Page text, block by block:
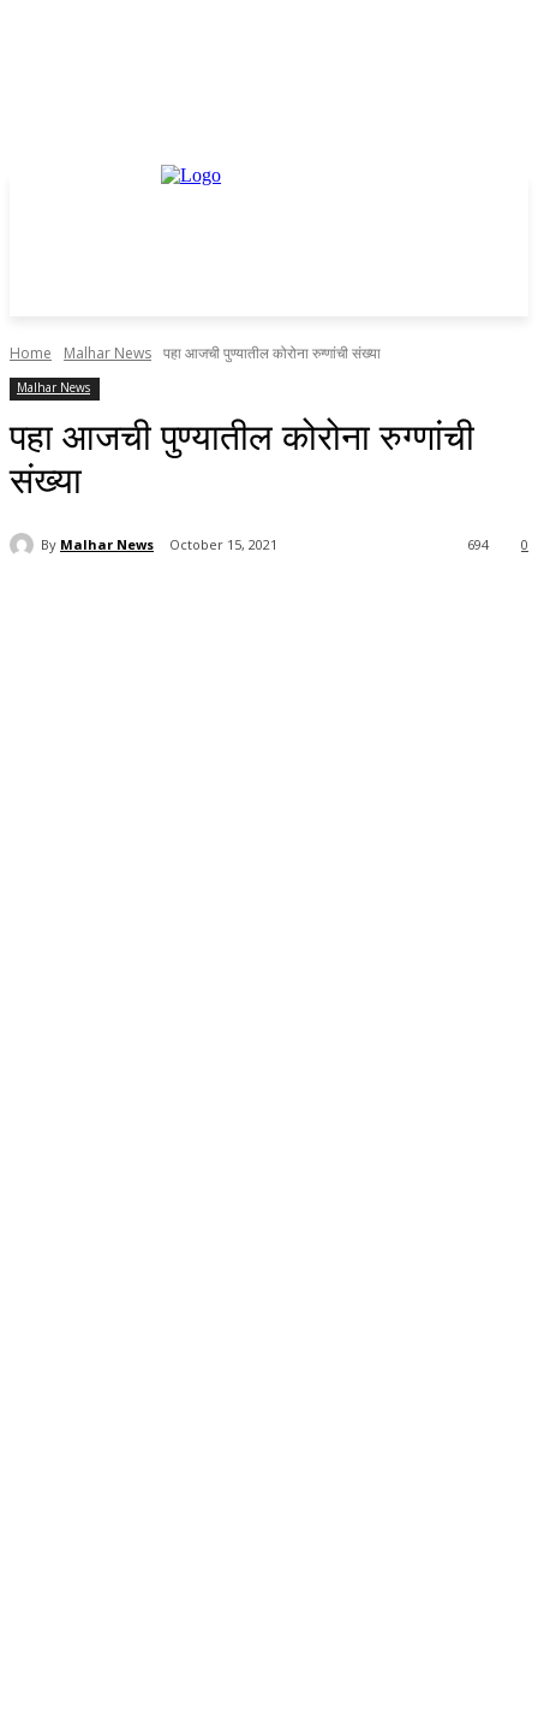
Home Malhar News पहा आजची पुण्यातील कोरोना रुग्णांची संख्या
Malhar News
पहा आजची पुण्यातील कोरोना रुग्णांची
संख्या
By Malhar News October 15, 2021 0
694